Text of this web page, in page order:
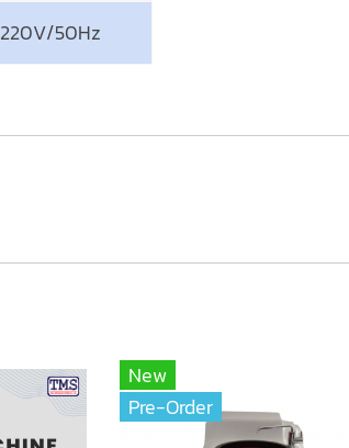
220V/50Hz
New
Pre-Order